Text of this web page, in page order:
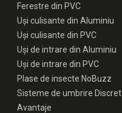
Ferestre din PVC
Uși culisante din Aluminiu
Uși culisante din PVC
Uși de intrare din Aluminiu
Uși de intrare din PVC
Plase de insecte NoBuzz
Sisteme de umbrire Discret
Avantaje